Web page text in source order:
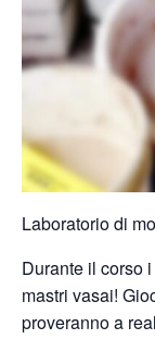
Laboratorio di
Durante il corso
mastri vasai!
proveranno a